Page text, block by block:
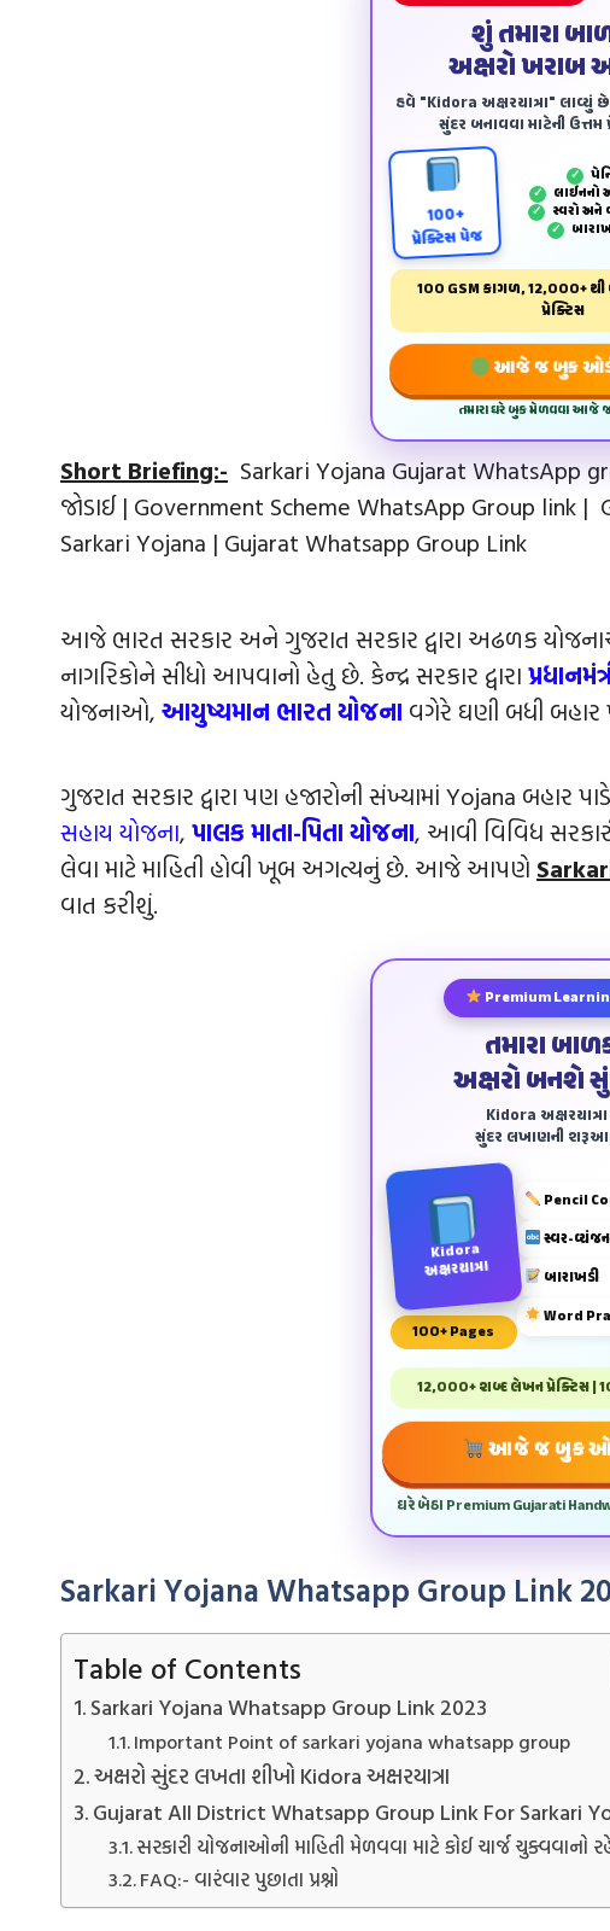
શું તમારા
અક્ષરો ખરાબ
હવે "Kidora અક્ષરયાત્રા" લાવ્યું
સુંદર બનાવવા માટેની ઉત્તમ
100+
પ્રેક્ટિસ પેજ
✓
✓ લાઈનનો
✓ સ્વરો અને
✓
100 GSM કાગળ, 12,000+
પ્રેક્ટિસ
આજે જ બુક
તમારા ઘરે બુક મેળવવા આજે
Short Briefing:- Sarkari Yojana Gujarat WhatsApp
જોડાઈ | Government Scheme WhatsApp Group link
Sarkari Yojana | Gujarat Whatsapp Group Link
આજે ભારત સરકાર અને ગુજરાત સરકાર દ્વારા અઢળક
નાગરિકોને સીધો આપવાનો હેતુ છે. કેન્દ્ર સરકાર દ્વારા
યોજનાઓ, આયુષ્યમાન ભારત યોજના વગેરે ઘણી બધી
ગુજરાત સરકાર દ્વારા પણ હજારોની સંખ્યામાં Yojana બહાર
સહાય યોજના, પાલક માતા-પિતા યોજના, આવી વિવિધ
લેવા માટે માહિતી હોવી ખૂબ અગત્યનું છે. આજે આપણે
વાત કરીશું.
Premium
તમારા
અક્ષરો બનશે
Kidora
સુંદર લખાણની
Kidora
અક્ષરયાત્રા
100+ Pages
Pencil
સ્વર-વ્યંજન
બારાખડી
Word
12,000+ શબ્દ લેખન પ્રેક્ટિસ |
આજે જ બુક
ઘરે બેઠા Premium Gujarati
Sarkari Yojana Whatsapp Group Link
Table of Contents
Sarkari Yojana Whatsapp Group Link 2023
Important Point of sarkari yojana whatsapp group
અક્ષરો સુંદર લખતા શીખો Kidora અક્ષરયાત્રા
Gujarat All District Whatsapp Group Link For Sarkari
સરકારી યોજનાઓની માહિતી મેળવવા માટે કોઈ ચાર્જ ચુક્વવાનો
FAQ:- વારંવાર પુછાતા પ્રશ્નો